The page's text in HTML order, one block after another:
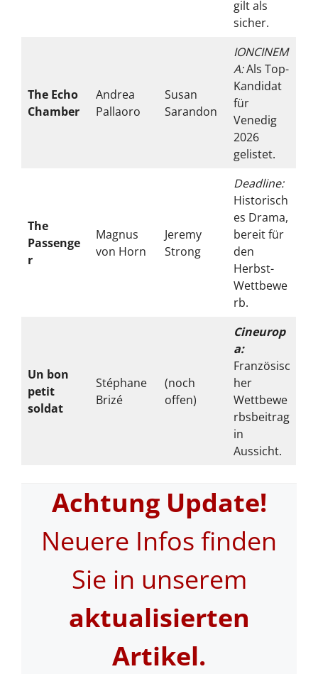
gilt als
sicher.
The Echo
Chamber
Andrea
Pallaoro
Susan
Sarandon
IONCINEM
A:Als Top-
Kandidat
für
Venedig
2026
gelistet.
The
Passenge
r
Magnus
von Horn
Jeremy
Strong
Deadline:
Historisch
es Drama,
bereit für
den
Herbst-
Wettbewe
rb.
Un bon
petit
soldat
Stéphane
Brizé
(noch
offen)
Cineurop
a:
Französisc
her
Wettbewe
rbsbeitrag
in
Aussicht.
Achtung Update!
Neuere Infos finden
Sie in unserem
aktualisierten
Artikel.